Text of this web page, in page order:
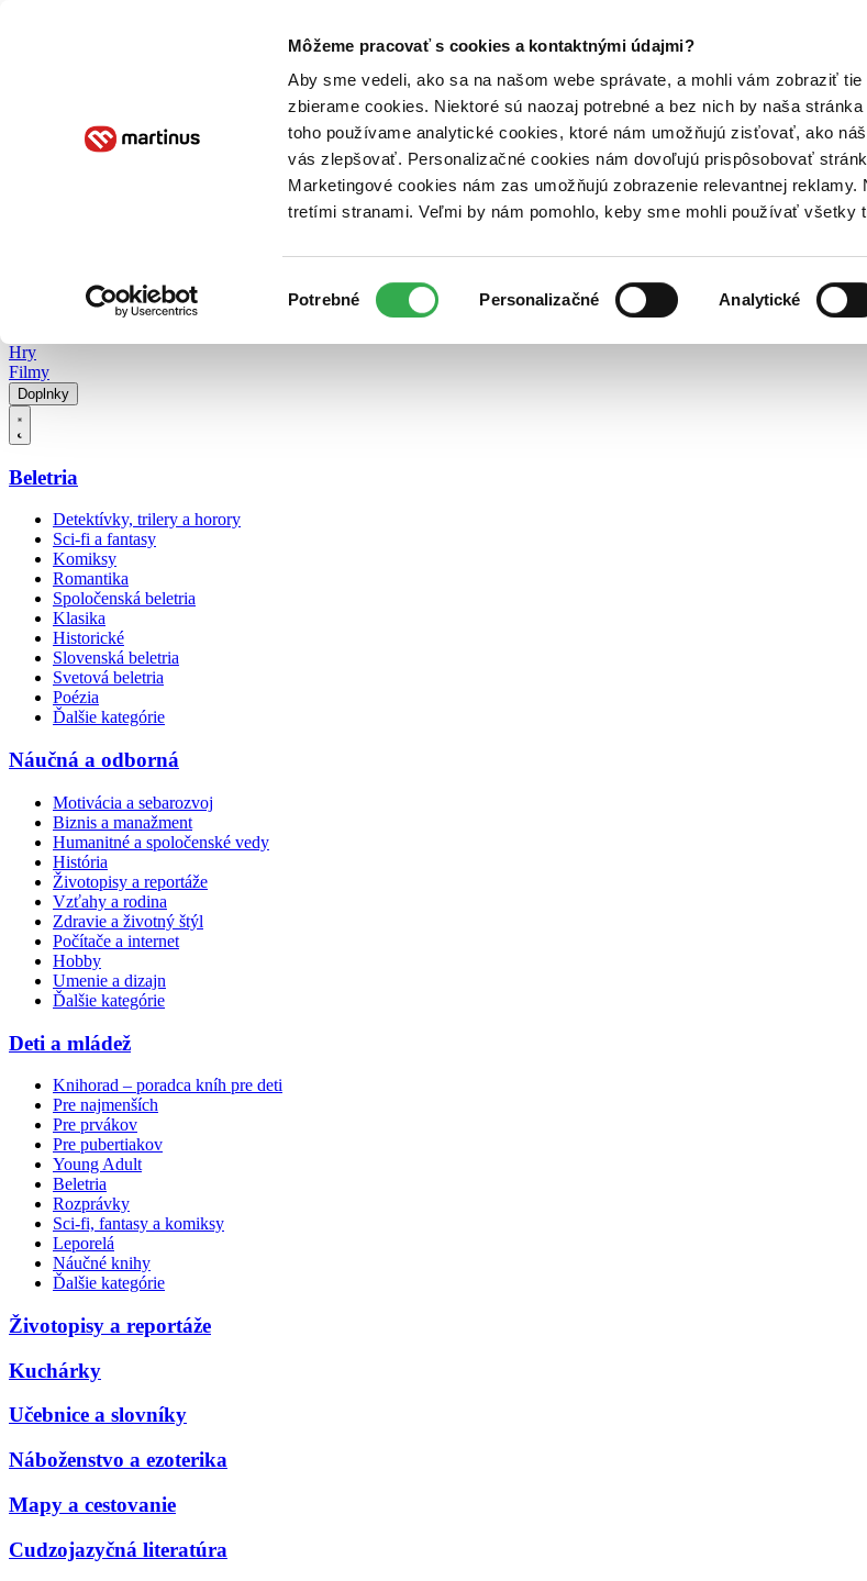
Môžeme pracovať s cookies a kontaktnými údajmi?
Aby sme vedeli, ako sa na našom webe správate, a mohli vám zobraziť tie
zbierame cookies. Niektoré sú naozaj potrebné a bez nich by naša
toho používame analytické cookies, ktoré nám umožňujú zisťovať, ako
vás zlepšovať. Personalizačné cookies nám dovoľujú prispôsobovať
Marketingové cookies nám zas umožňujú zobrazenie relevantnej reklamy.
tretími stranami. Veľmi by nám pomohlo, keby sme mohli používať všetky
súhlasu
Potrebné Personalizačné Analytické
Poukážky Kontakt
Hry
Filmy
Doplnky
Beletria
Detektívky, trilery a horory
Sci-fi a fantasy
Komiksy
Romantika
Spoločenská beletria
Klasika
Historické
Slovenská beletria
Svetová beletria
Poézia
Ďalšie kategórie
Náučná a odborná
Motivácia a sebarozvoj
Biznis a manažment
Humanitné a spoločenské vedy
História
Životopisy a reportáže
Vzťahy a rodina
Zdravie a životný štýl
Počítače a internet
Hobby
Umenie a dizajn
Ďalšie kategórie
Deti a mládež
Knihorad – poradca kníh pre deti
Pre najmenších
Pre prvákov
Pre pubertiakov
Young Adult
Beletria
Rozprávky
Sci-fi, fantasy a komiksy
Leporelá
Náučné knihy
Ďalšie kategórie
Životopisy a reportáže
Kuchárky
Učebnice a slovníky
Náboženstvo a ezoterika
Mapy a cestovanie
Cudzojazyčná literatúra